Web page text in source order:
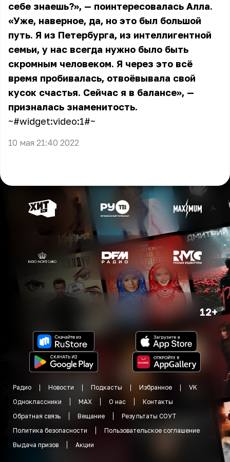
себе знаешь?», — поинтересовалась Алла.
«Уже, наверное, да, но это был большой
путь. Я из Петербурга, из интеллигентной
семьи, у нас всегда нужно было быть
скромным человеком. Я через это всё
время пробивалась, отвоёвывала свой
кусок счастья. Сейчас я в балансе», —
призналась знаменитость.
~#widget:video:1#~
10 мая 21:40 2022
12+
Радио Новости Подкасты Избранное
VK
Одноклассники
MAX О нас
Контакты
Обратная связь
Вещание
Результаты СОУТ
Политика безопасности
Пользовательское соглашение
Выдача призов
Акции